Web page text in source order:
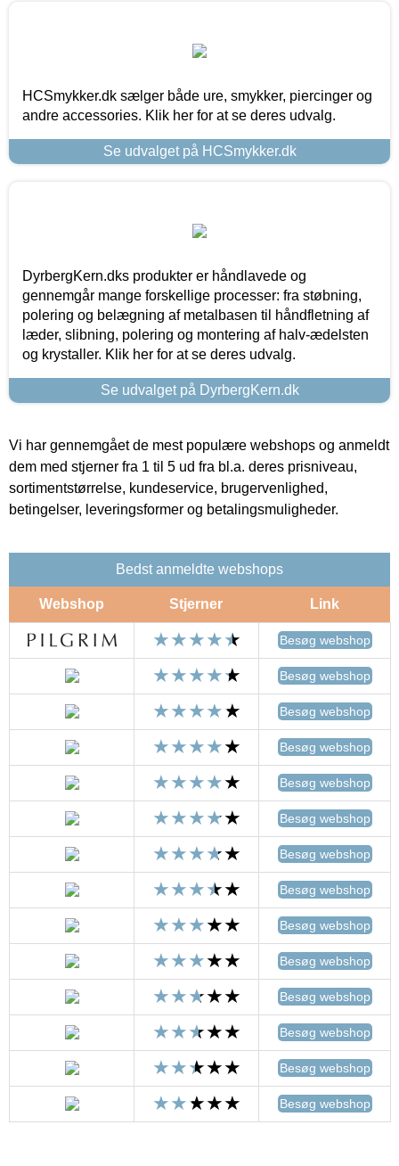
HCSmykker.dk sælger både ure, smykker, piercinger og
andre accessories. Klik her for at se deres udvalg.
Se udvalget på HCSmykker.dk
DyrbergKern.dks produkter er håndlavede og
gennemgår mange forskellige processer: fra støbning,
polering og belægning af metalbasen til håndfletning af
læder, slibning, polering og montering af halv-ædelsten
og krystaller. Klik her for at se deres udvalg.
Se udvalget på DyrbergKern.dk
Vi har gennemgået de mest populære webshops og anmeldt
dem med stjerner fra 1 til 5 ud fra bl.a. deres prisniveau,
sortimentstørrelse, kundeservice, brugervenlighed,
betingelser, leveringsformer og betalingsmuligheder.
Bedst anmeldte webshops
Webshop Stjerner Link
Besøg webshop
Besøg webshop
Besøg webshop
Besøg webshop
Besøg webshop
Besøg webshop
Besøg webshop
Besøg webshop
Besøg webshop
Besøg webshop
Besøg webshop
Besøg webshop
Besøg webshop
Besøg webshop